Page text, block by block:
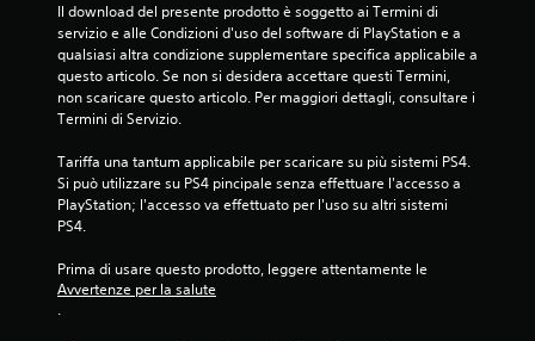
Il download del presente prodotto è soggetto ai Termini di
servizio e alle Condizioni d'uso del software di PlayStation e a
qualsiasi altra condizione supplementare specifica applicabile a
questo articolo. Se non si desidera accettare questi Termini,
non scaricare questo articolo. Per maggiori dettagli, consultare i
Termini di Servizio.
Tariffa una tantum applicabile per scaricare su più sistemi PS4.
Si può utilizzare su PS4 pincipale senza effettuare l'accesso a
PlayStation; l'accesso va effettuato per l'uso su altri sistemi
PS4.
Prima di usare questo prodotto, leggere attentamente le
Avvertenze per la salute
.